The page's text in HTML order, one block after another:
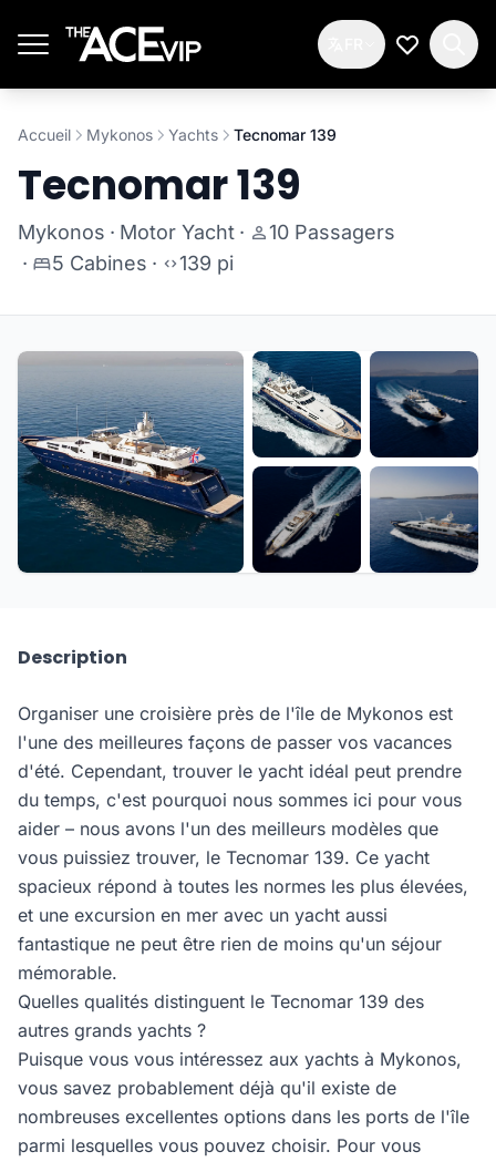
Ma Liste
Accueil Mykonos Yachts Tecnomar 139
Tecnomar 139
Mykonos · Motor Yacht ·
10 Passagers
·
5 Cabines · 139 pi
Description
Organiser une croisière près de l'île de Mykonos est
l'une des meilleures façons de passer vos vacances
d'été. Cependant, trouver le yacht idéal peut prendre
du temps, c'est pourquoi nous sommes ici pour vous
aider – nous avons l'un des meilleurs modèles que
vous puissiez trouver, le Tecnomar 139. Ce yacht
spacieux répond à toutes les normes les plus élevées,
et une excursion en mer avec un yacht aussi
fantastique ne peut être rien de moins qu'un séjour
mémorable.
Quelles qualités distinguent le Tecnomar 139 des
autres grands yachts ?
Puisque vous vous intéressez aux yachts à Mykonos,
vous savez probablement déjà qu'il existe de
nombreuses excellentes options dans les ports de l'île
parmi lesquelles vous pouvez choisir. Pour vous